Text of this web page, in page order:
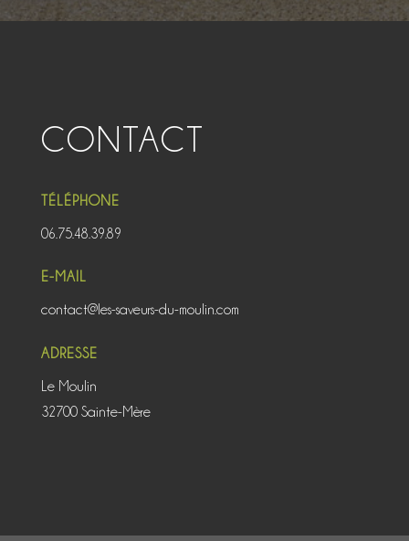
CONTACT
TÉLÉPHONE
06.75.48.39.89
E-MAIL
contact@les-saveurs-du-moulin.com
ADRESSE
Le Moulin
32700 Sainte-Mère